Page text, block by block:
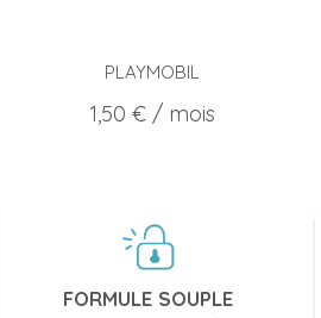
PLAYMOBIL
Prix
1,50 €/ mois
FORMULE SOUPLE